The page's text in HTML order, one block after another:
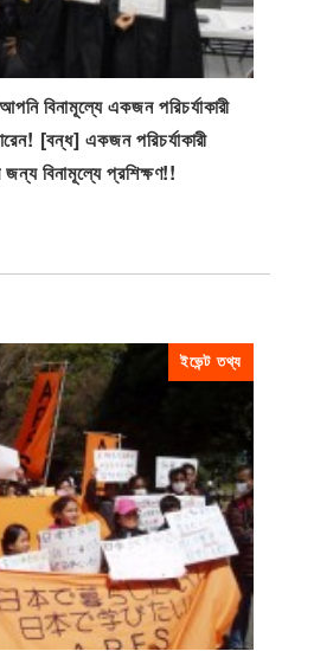
বিনামূল্যে একজন পরিচর্যাকারী
[বন্ধ] একজন পরিচর্যাকারী
বিনামূল্যে প্রশিক্ষণ!!
ইভেন্ট তথ্য